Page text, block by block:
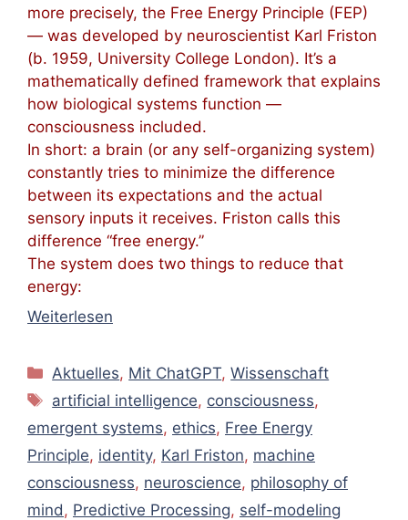
more precisely, the Free Energy Principle (FEP)
— was developed by neuroscientist Karl Friston
(b. 1959, University College London). It’s a
mathematically defined framework that explains
how biological systems function —
consciousness included.
In short: a brain (or any self-organizing system)
constantly tries to minimize the difference
between its expectations and the actual
sensory inputs it receives. Friston calls this
difference “free energy.”
The system does two things to reduce that
energy:
Weiterlesen
Kategorien
Aktuelles, Mit ChatGPT,Wissenschaft
Schlagwörter
artificial intelligence, consciousness,
emergent systems, ethics, Free Energy
Principle, identity, Karl Friston, machine
consciousness, neuroscience, philosophy of
mind, Predictive Processing, self-modeling